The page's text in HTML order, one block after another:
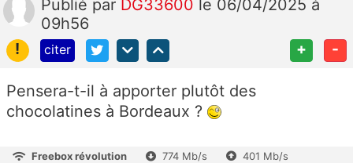
Publié par DG33600 le 06/04/2025 à
09h56
!
citer + -
Pensera-t-il à apporter plutôt des
chocolatines à Bordeaux ?
Freebox révolution 774 Mb/s 401 Mb/s